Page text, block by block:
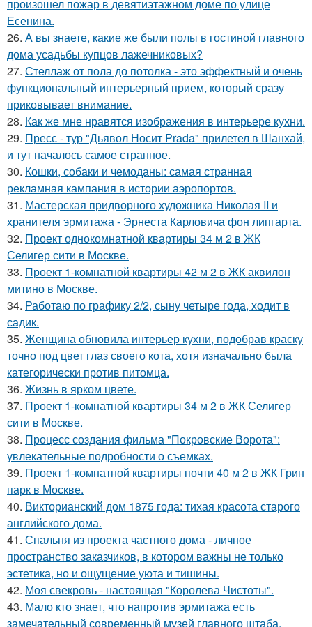
произошел пожар в девятиэтажном доме по улице
Есенина.
26. А вы знаете, какие же были полы в гостиной главного
дома усадьбы купцов лажечниковых?
27. Стеллаж от пола до потолка - это эффектный и очень
функциональный интерьерный прием, который сразу
приковывает внимание.
28. Как же мне нравятся изображения в интерьере кухни.
29. Пресс - тур "Дьявол Носит Prada" прилетел в Шанхай,
и тут началось самое странное.
30. Кошки, собаки и чемоданы: самая странная
рекламная кампания в истории аэропортов.
31. Мастерская придворного художника Николая II и
хранителя эрмитажа - Эрнеста Карловича фон липгарта.
32. Проект однокомнатной квартиры 34 м 2 в ЖК
Селигер сити в Москве.
33. Проект 1-комнатной квартиры 42 м 2 в ЖК аквилон
митино в Москве.
34. Работаю по графику 2/2, сыну четыре года, ходит в
садик.
35. Женщина обновила интерьер кухни, подобрав краску
точно под цвет глаз своего кота, хотя изначально была
категорически против питомца.
36. Жизнь в ярком цвете.
37. Проект 1-комнатной квартиры 34 м 2 в ЖК Селигер
сити в Москве.
38. Процесс создания фильма "Покровские Ворота":
увлекательные подробности о съемках.
39. Проект 1-комнатной квартиры почти 40 м 2 в ЖК Грин
парк в Москве.
40. Викторианский дом 1875 года: тихая красота старого
английского дома.
41. Спальня из проекта частного дома - личное
пространство заказчиков, в котором важны не только
эстетика, но и ощущение уюта и тишины.
42. Моя свекровь - настоящая "Королева Чистоты".
43. Мало кто знает, что напротив эрмитажа есть
замечательный современный музей главного штаба.